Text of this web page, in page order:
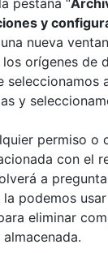
y
nueva
orígenes de
seleccionamos
y
permiso o
con el
a
podemos
eliminar